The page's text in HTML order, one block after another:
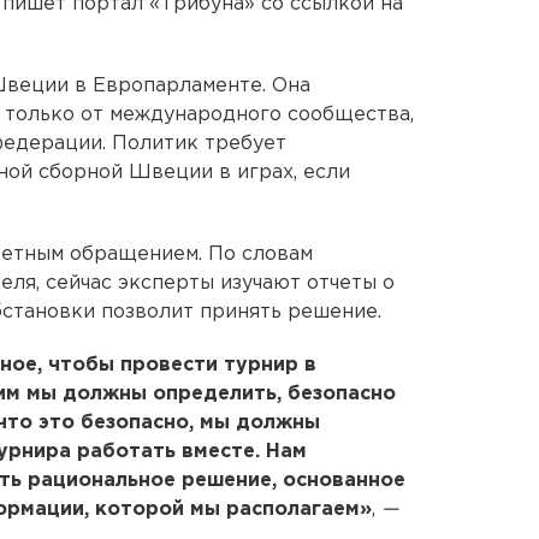
пишет портал «Трибуна» со ссылкой на
в Европарламенте. Она
от международного сообщества,
Политик требует
сборной Швеции в играх, если
обращением. По словам
сейчас эксперты изучают отчеты о
позволит принять решение.
чтобы провести турнир в
мы должны определить, безопасно
это безопасно, мы должны
работать вместе. Нам
рациональное решение, основанное
которой мы располагаем», —